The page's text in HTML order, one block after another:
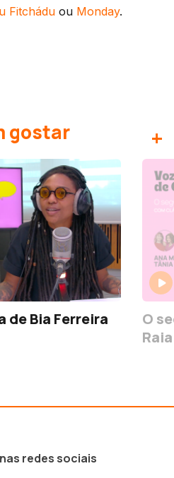
Fitchádu ou Monday.
gostar +
de Bia Ferreira
O
Raia
redes sociais